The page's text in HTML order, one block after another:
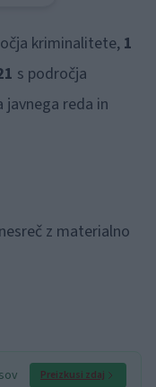
kriminalitete,1
s področja
javnega reda in
z materialno
Preizkusi zdaj